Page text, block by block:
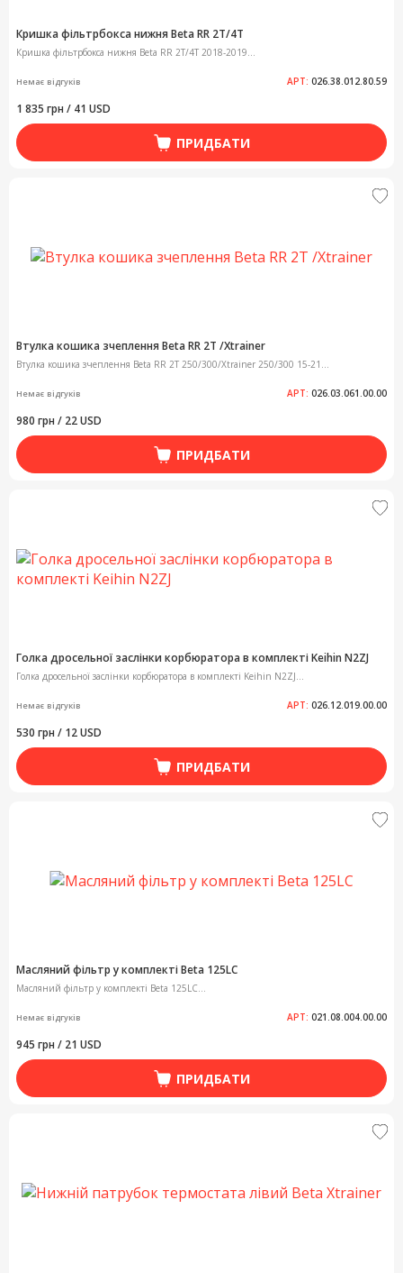
Кришка фільтрбокса нижня Beta RR 2T/4T
Кришка фільтрбокса нижня Beta RR 2T/4T 2018-2019...
Немає відгуків АРТ: 026.38.012.80.59
1 835 грн / 41 USD
ПРИДБАТИ
Втулка кошика зчеплення Beta RR 2T /Xtrainer
Втулка кошика зчеплення Beta RR 2T 250/300/Xtrainer 250/300 15-21...
Немає відгуків АРТ: 026.03.061.00.00
980 грн / 22 USD
ПРИДБАТИ
Голка дросельної заслінки корбюратора в комплекті Keihin N2ZJ
Голка дросельної заслінки корбюратора в комплекті Keihin N2ZJ...
Немає відгуків АРТ: 026.12.019.00.00
530 грн / 12 USD
ПРИДБАТИ
Масляний фільтр у комплекті Beta 125LC
Масляний фільтр у комплекті Beta 125LC...
Немає відгуків АРТ: 021.08.004.00.00
945 грн / 21 USD
ПРИДБАТИ